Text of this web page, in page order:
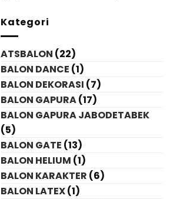
Kategori
ATSBALON (22)
BALON DANCE (1)
BALON DEKORASI (7)
BALON GAPURA(17)
BALON GAPURA JABODETABEK
(5)
BALON GATE (13)
BALON HELIUM (1)
BALON KARAKTER (6)
BALON LATEX(1)